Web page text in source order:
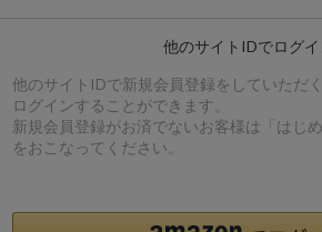
他のサイトIDでログイ
他のサイトIDで新規会員登録をしていただ
ログインすることができます。
新規会員登録がお済でないお客様は「はじ
をおこなってください。